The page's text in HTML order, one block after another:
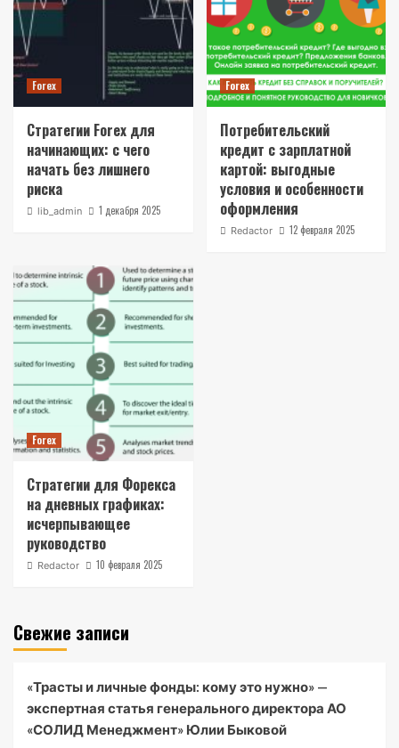
Forex
Стратегии Forex для
начинающих: с чего
начать без лишнего
риска
lib_admin 1 декабря 2025
Forex
Потребительский
кредит с зарплатной
картой: выгодные
условия и особенности
оформления
Redactor 12 февраля 2025
Forex
Стратегии для Форекса
на дневных графиках:
исчерпывающее
руководство
Redactor 10 февраля 2025
Свежие записи
«Трасты и личные фонды: кому это нужно» —
экспертная статья генерального директора АО
«СОЛИД Менеджмент» Юлии Быковой